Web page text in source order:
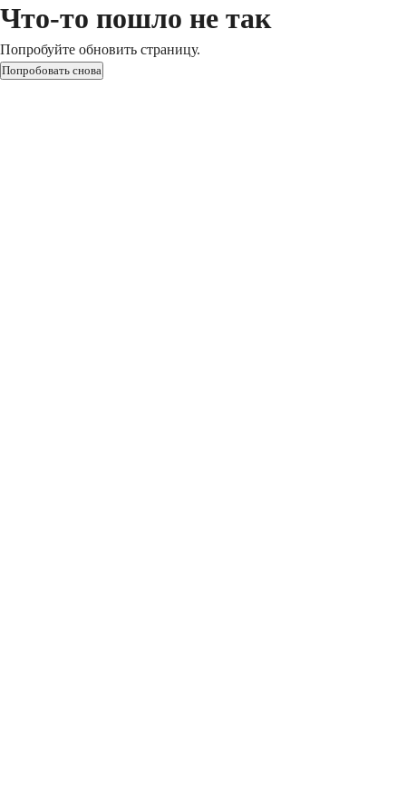
Что-то пошло не так
Попробуйте обновить страницу.
Попробовать снова